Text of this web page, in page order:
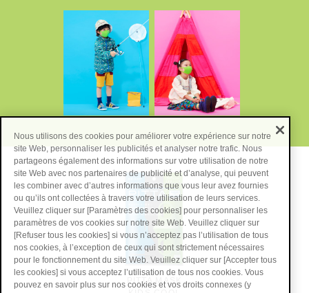
PITTA MASK
Nous utilisons des cookies pour améliorer votre expérience sur notre
site Web, personnaliser les publicités et analyser notre trafic. Nous
partageons également des informations sur votre utilisation de notre
site Web avec nos partenaires de publicité et d’analyse, qui peuvent
les combiner avec d’autres informations que vous leur avez fournies
ou qu’ils ont collectées à travers votre utilisation de leurs services.
Veuillez cliquer sur [Paramètres des cookies] pour personnaliser les
paramètres de vos cookies sur notre site Web. Veuillez cliquer sur
[Refuser tous les cookies] si vous n’acceptez pas l’utilisation de tous
nos cookies, à l’exception de ceux qui sont strictement nécessaires
pour le fonctionnement du site Web. Veuillez cliquer sur [Accepter tous
les cookies] si vous acceptez l’utilisation de tous nos cookies. Vous
pouvez en savoir plus sur nos cookies et vos droits connexes (y